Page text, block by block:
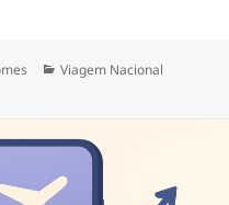
Categorias
Viagem Nacional
baratos no Brasil: onde viajar